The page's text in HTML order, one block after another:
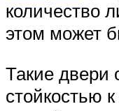
количество
этом может
Такие двери
стойкостью